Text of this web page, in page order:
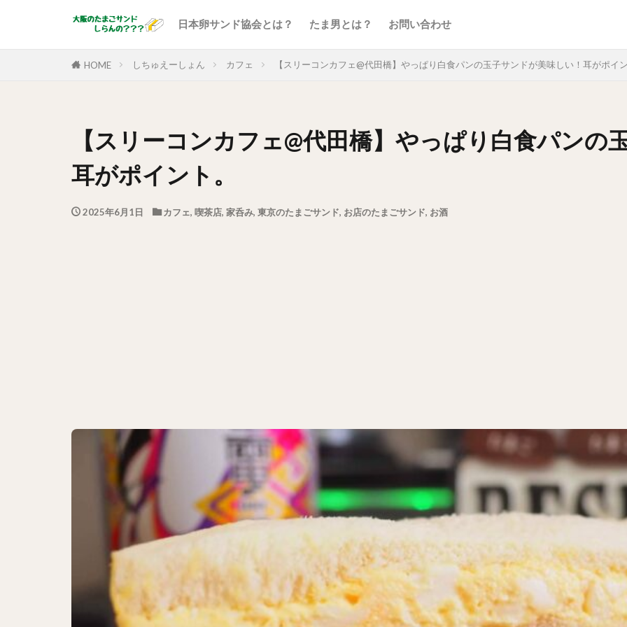
日本卵サンド協会とは？ たま男とは？ お問い合わせ
HOME しちゅえーしょん カフェ 【スリーコンカフェ@代田橋】やっぱり白食パンの玉子サンドが美味しい！耳がポイ
【スリーコンカフェ@代田橋】やっぱり白食パンの
耳がポイント。
2025年6月1日 カフェ, 喫茶店, 家呑み, 東京のたまごサンド, お店のたまごサンド, お酒